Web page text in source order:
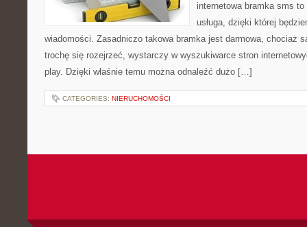
internetowa bramka sms to
usługa, dzięki której
wiadomości. Zasadniczo takowa bramka jest darmowa, chociaż
trochę się rozejrzeć, wystarczy w wyszukiwarce stron
play. Dzięki właśnie temu można odnaleźć dużo […]
CATEGORIES: NIERUCHOMOŚCI